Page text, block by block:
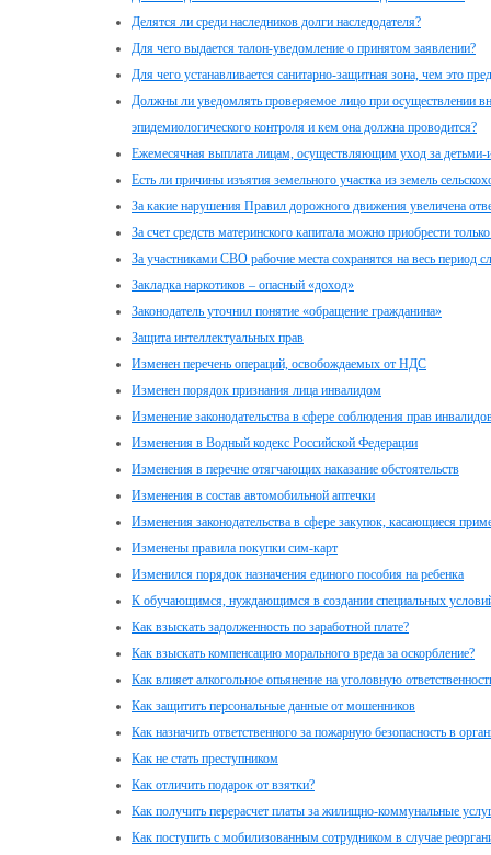
Делятся ли среди наследников долги наследодателя?
Для чего выдается талон-уведомление о принятом заявлении?
Для чего устанавливается санитарно-защитная зона, чем это
Должны ли уведомлять проверяемое лицо при осуществлении
эпидемиологического контроля и кем она должна проводится?
Ежемесячная выплата лицам, осуществляющим уход за детьми-
Есть ли причины изъятия земельного участка из земель
За какие нарушения Правил дорожного движения увеличена
За счет средств материнского капитала можно приобрести
За участниками СВО рабочие места сохранятся на весь период
Закладка наркотиков – опасный «доход»
Законодатель уточнил понятие «обращение гражданина»
Защита интеллектуальных прав
Изменен перечень операций, освобождаемых от НДС
Изменен порядок признания лица инвалидом
Изменение законодательства в сфере соблюдения прав
Изменения в Водный кодекс Российской Федерации
Изменения в перечне отягчающих наказание обстоятельств
Изменения в состав автомобильной аптечки
Изменения законодательства в сфере закупок, касающиеся
Изменены правила покупки сим-карт
Изменился порядок назначения единого пособия на ребенка
К обучающимся, нуждающимся в создании специальных
Как взыскать задолженность по заработной плате?
Как взыскать компенсацию морального вреда за оскорбление?
Как влияет алкогольное опьянение на уголовную
Как защитить персональные данные от мошенников
Как назначить ответственного за пожарную безопасность в
Как не стать преступником
Как отличить подарок от взятки?
Как получить перерасчет платы за жилищно-коммунальные
Как поступить с мобилизованным сотрудником в случае